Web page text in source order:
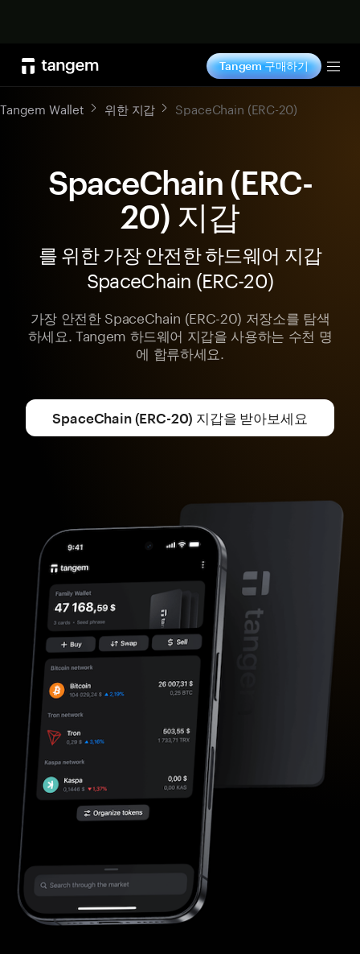
Tangem 구매하기
Tangem Wallet 위한 지갑 SpaceChain (ERC-20)
SpaceChain (ERC-
20) 지갑
를 위한 가장 안전한 하드웨어 지갑
SpaceChain (ERC-20)
가장 안전한 SpaceChain (ERC-20) 저장소를 탐색
하세요. Tangem 하드웨어 지갑을 사용하는 수천 명
에 합류하세요.
SpaceChain (ERC-20) 지갑을 받아보세요